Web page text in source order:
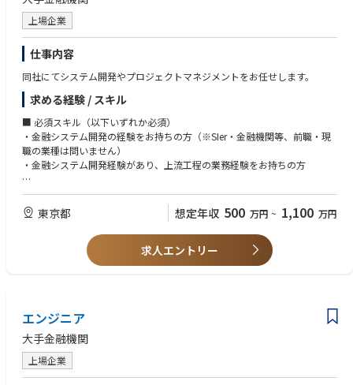
上場企業
仕事内容
同社にてシステム開発やプロジェクトマネジメントをお任せします。
求める経験 / スキル
■ 必須スキル（以下いずれか必須）
・金融システム開発の経験をお持ちの方（※SIer・金融機関等、前職・現
職の業種は問いません）
・金融システム開発経験があり、上流工程の業務経験をお持ちの方
■ 求める人物像
・伝統的な取引所業務の更なる安定・高度化を支える人材
・新たな分野・領域を切り拓く人材
東京都 想定年収 500 万円 ~ 1,100 万円
求人エントリー
エンジニア
大手金融機関
上場企業